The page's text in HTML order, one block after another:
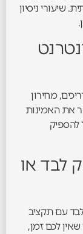
שיעורי ניסיון
מחירון
את האמינות
להספיק
לבד או
עם תקציב
לכם זמן,